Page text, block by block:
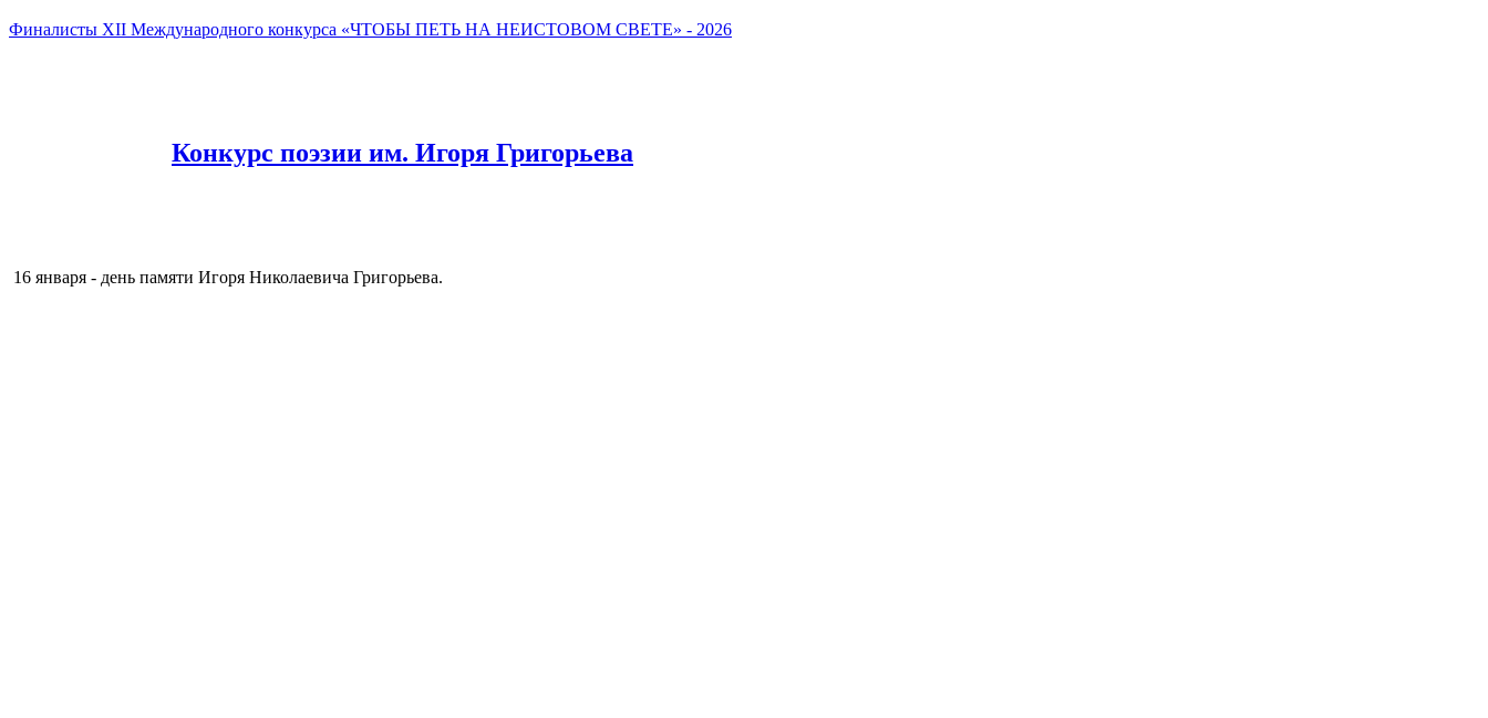
Финалисты XII Международного конкурса «ЧТОБЫ ПЕТЬ НА НЕИСТОВОМ СВЕТЕ» - 2026
Конкурс поэзии им. Игоря Григорьева
16 января - день памяти Игоря Николаевича Григорьева.